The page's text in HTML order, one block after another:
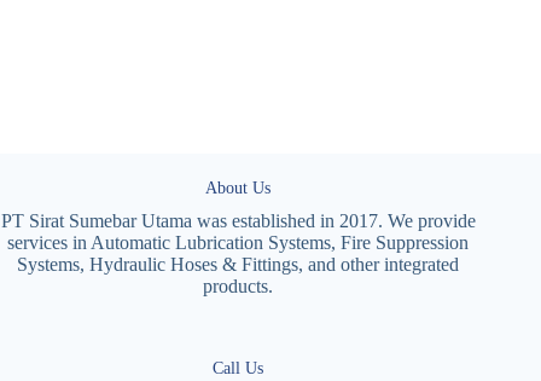
About Us
PT Sirat Sumebar Utama was established in 2017. We provide
services in Automatic Lubrication Systems, Fire Suppression
Systems, Hydraulic Hoses & Fittings, and other integrated
products.
Call Us